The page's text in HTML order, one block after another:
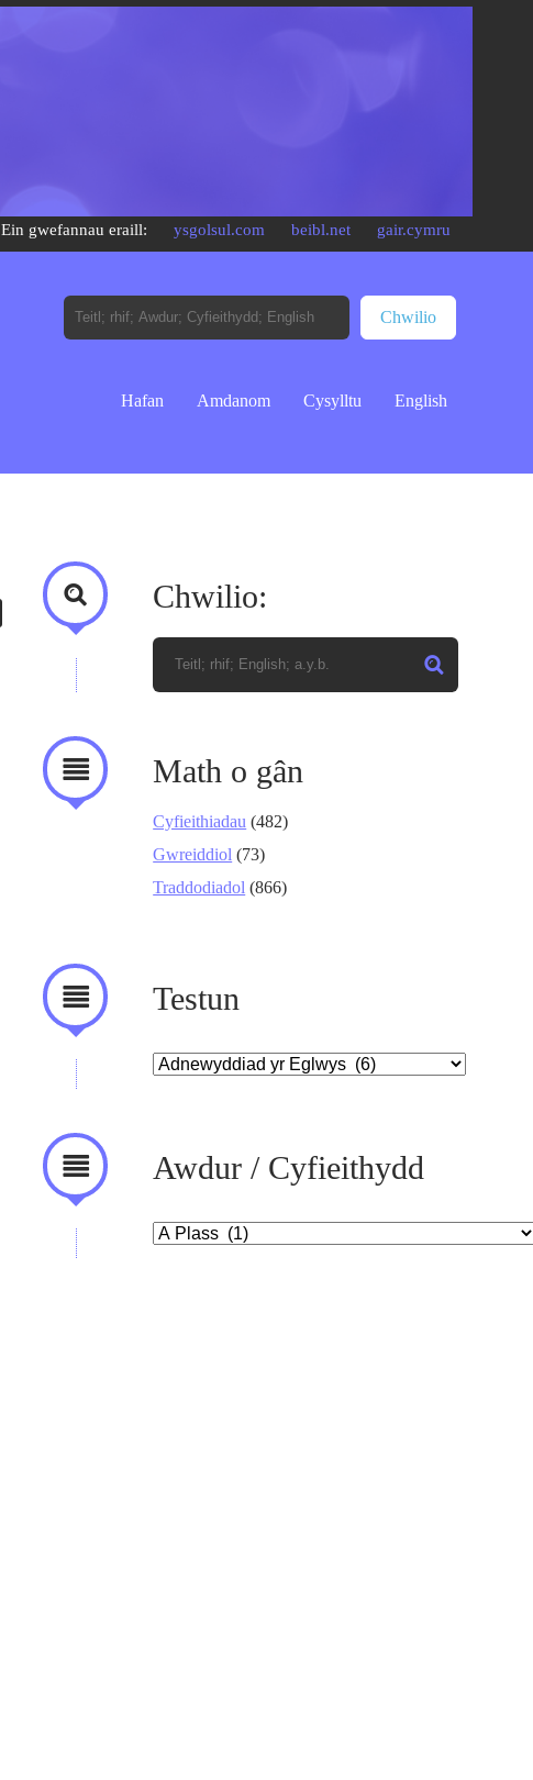
Ein gwefannau eraill: ysgolsul.com beibl.net gair.cymru
Hafan Amdanom Cysylltu English
Chwilio:
Math o gân
Cyfieithiadau (482)
Gwreiddiol (73)
Traddodiadol (866)
Testun
Awdur / Cyfieithydd